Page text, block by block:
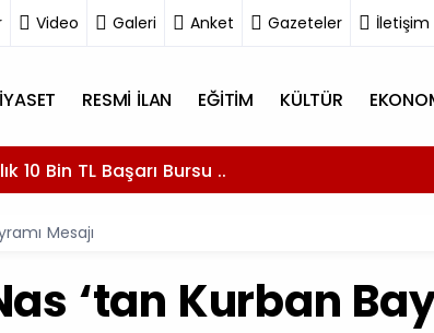
Video Galeri Anket Gazeteler İletişim
RESMİ İLAN EĞİTİM KÜLTÜR
10 Bin TL Başarı Bursu ..
Mesajı
‘tan Kurban